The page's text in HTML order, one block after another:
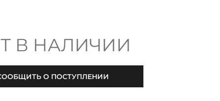
В НАЛИЧИИ
О ПОСТУПЛЕНИИ